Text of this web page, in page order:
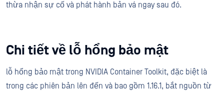
thừa nhận sự cố và phát hành bản vá ngay sau đó.
Chi tiết về lỗ hổng bảo mật
lỗ hổng bảo mật trong NVIDIA Container Toolkit, đặc biệt là
trong các phiên bản lên đến và bao gồm 1.16.1, bắt nguồn từ